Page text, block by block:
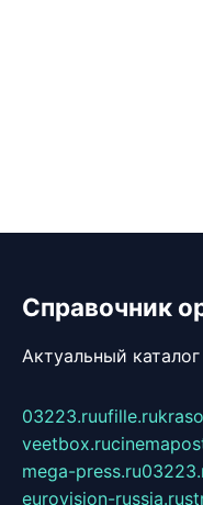
Справочник
Актуальный
03223.ruufille.ru
veetbox.ru
mega-press.ru
eurovision-russia.ru